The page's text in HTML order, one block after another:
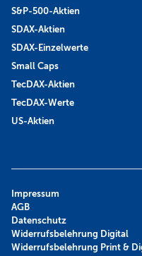
S&P-500-Aktien
SDAX-Aktien
SDAX-Einzelwerte
Small Caps
TecDAX-Aktien
TecDAX-Werte
US-Aktien
Impressum
AGB
Datenschutz
Widerrufsbelehrung Digital
Widerrufsbelehrung Print &